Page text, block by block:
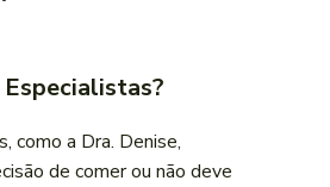
como a Dra. Denise,
de comer ou não deve